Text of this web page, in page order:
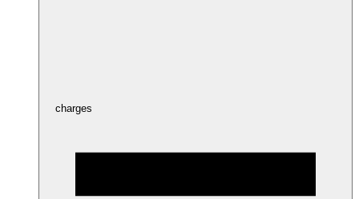
charges